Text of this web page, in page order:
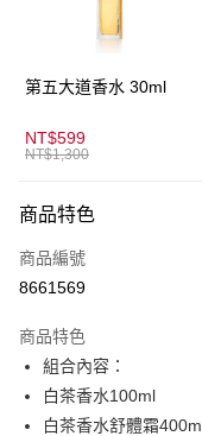
上海商業儲蓄銀行
國泰世華商業銀行
臺灣中小企業銀行
匯豐（台灣）商業銀行
元大商業銀行
台灣樂天信用卡公司
悠遊付
全盈+PAY
AFTEE先享後付
便利好安心！
１．簡單：不需註冊會員、
２．便利：只要手機號碼
３．安心：先確認商品／服
運送方式
全家取貨付款
第五大道香水 30ml
NT$599
NT$1,300
商品特色
商品編號
8661569
商品特色
組合內容：
白茶香水100ml
白茶香水舒體霜